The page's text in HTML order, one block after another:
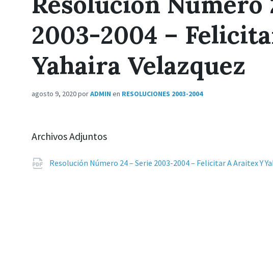
2003-2004 –
Yahaira Velazquez
agosto 9, 2020porADMIN en RESOLUCIONES 2003-2004
Archivos Adjuntos
Resolución Número 24 – Serie 2003-2004 – Felicitar A Araitex Y